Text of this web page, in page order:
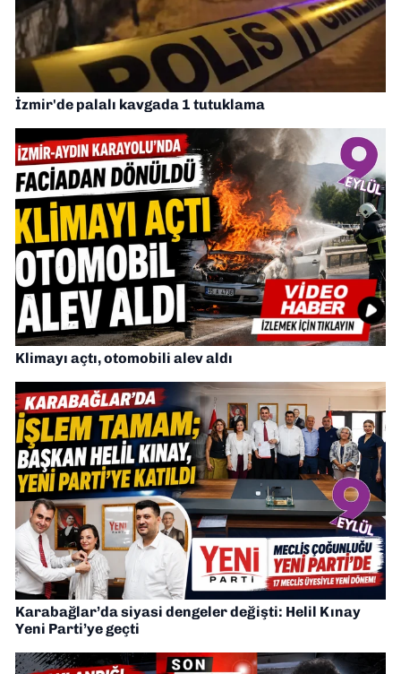
İzmir'de palalı kavgada 1 tutuklama
Klimayı açtı, otomobili alev aldı
Karabağlar’da siyasi dengeler değişti: Helil Kınay
Yeni Parti’ye geçti